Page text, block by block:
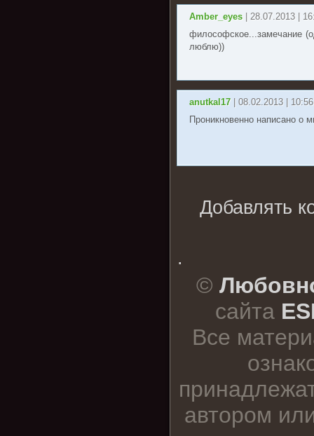
Amber_eyes | 28.07.2013 |
философское...замечание
люблю))
anutkal17 | 08.02.2013 | 10:56
Проникновенно написано о
Добавлять
.
©
сайта
Все
автором